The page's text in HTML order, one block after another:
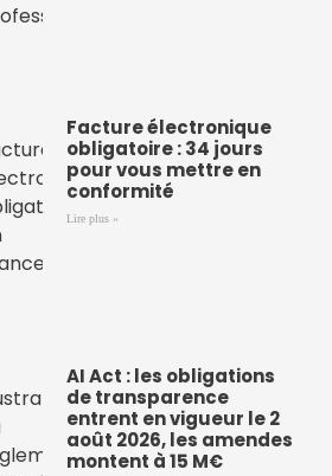
Facture électronique
obligatoire : 34 jours
pour vous mettre en
conformité
Lire plus »
AI Act : les obligations
de transparence
entrent en vigueur le 2
août 2026, les amendes
montent à 15 M€